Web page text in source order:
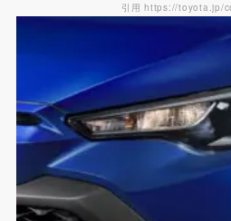
引用 https://toyota.jp/